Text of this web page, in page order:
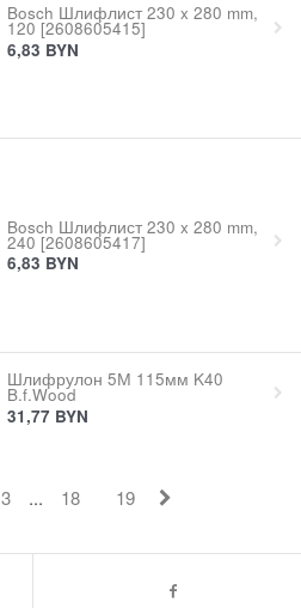
Bosch Шлифлист 230 x 280 mm,
120 [2608605415]
6,83 BYN
Bosch Шлифлист 230 x 280 mm,
240 [2608605417]
6,83 BYN
Шлифрулон 5М 115мм K40
B.f.Wood
31,77 BYN
3 ... 18 19